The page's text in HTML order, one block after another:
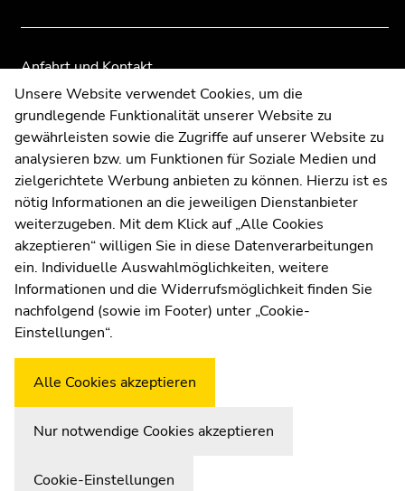
Anfahrt und Kontakt
Kommunikation und Öffentlichkeitsarbeit
Moodle
UNIGRAZonline
Impressum
Datenschutzerklärung
Cookie-Einstellungen
Barrierefreiheitserklärung
WetterstationUni Graz
Unsere Website verwendet Cookies, um die
grundlegende Funktionalität unserer Website zu
gewährleisten sowie die Zugriffe auf unserer Website zu
analysieren bzw. um Funktionen für Soziale Medien und
zielgerichtete Werbung anbieten zu können. Hierzu ist es
nötig Informationen an die jeweiligen Dienstanbieter
weiterzugeben. Mit dem Klick auf „Alle Cookies
akzeptieren“ willigen Sie in diese Datenverarbeitungen
ein. Individuelle Auswahlmöglichkeiten, weitere
Informationen und die Widerrufsmöglichkeit finden Sie
nachfolgend (sowie im Footer) unter „Cookie-
Einstellungen“.
Alle Cookies akzeptieren
Nur notwendige Cookies akzeptieren
Cookie-Einstellungen